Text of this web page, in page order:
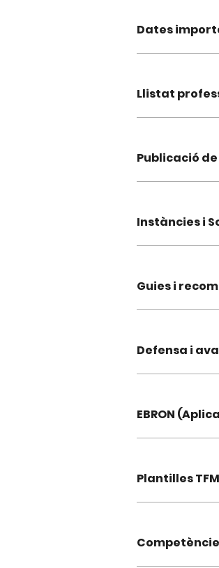
Dates
Llistat
Publicació
Instàncies i
Guies i
Defensa i
EBRON
Plantilles TFM